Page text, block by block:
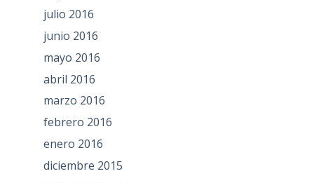
julio 2016
junio 2016
mayo 2016
abril 2016
marzo 2016
febrero 2016
enero 2016
diciembre 2015